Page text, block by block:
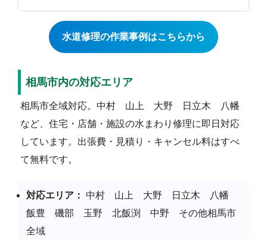
水道修理の作業事例はこちらから
相馬市内の対応エリア
相馬市全域対応。中村 山上 大野 日立木 八幡
など、住宅・店舗・施設の水まわり修理に即日対応
しています。出張費・見積り・キャンセル料はすべ
て無料です。
対応エリア： 中村 山上 大野 日立木 八幡
飯豊 磯部 玉野 北飯渕 中野 その他相馬市
全域